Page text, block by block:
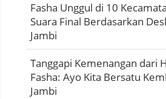
Fasha Unggul di 10
Suara Final Berdasarkan
Jambi
Tanggapi Kemenangan dari
Fasha: Ayo Kita Bersatu
Jambi